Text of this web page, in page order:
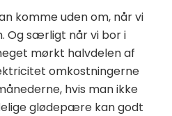
komme uden om, når vi
Og særligt når vi bor i
mørkt halvdelen af
omkostningerne
hvis man ikke
glødepære kan godt